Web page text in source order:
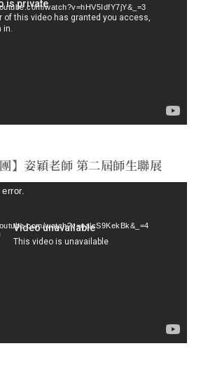
watch?v=hHV5IdfY7jY&_=3
】姿穎老師 第二屆師生聯展
watch?v=ealcS9KekBk&_=4